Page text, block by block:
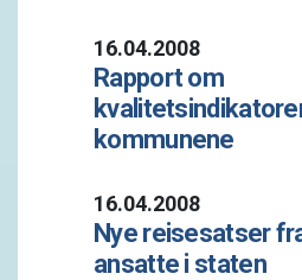
16.04.2008
Rapport om
kommunene
16.04.2008
Nye reisesatser
ansatte i staten